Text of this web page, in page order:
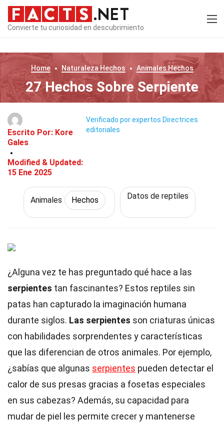
Convierte tu curiosidad en descubrimiento
Home Naturaleza Hechos AnimalesHechos
27 Hechos Sobre Serpiente
Escrito Por: Kore
Gales
Modified & Updated:
15 Ene 2025
Verificado por expertos Directrices
editoriales
Animales Hechos Datos de reptiles
¿Alguna vez te has preguntado qué hace a las
serpientes tan fascinantes? Estos reptiles sin
patas han capturado la imaginación humana
durante siglos. Las serpientes son criaturas únicas
con habilidades sorprendentes y características
que las diferencian de otros animales. Por ejemplo,
¿sabías que algunas serpientes pueden detectar el
calor de sus presas gracias a fosetas especiales
en sus cabezas? Además, su capacidad para
mudar de piel les permite crecer y mantenerse